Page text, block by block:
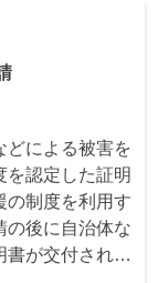
どによる被害を
を認定した証明
の制度を利用す
の後に自治体な
書が交付されま